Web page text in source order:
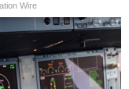
Wire